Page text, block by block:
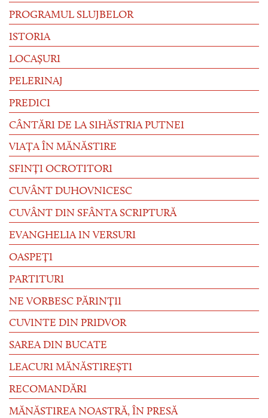
PROGRAMUL SLUJBELOR
ISTORIA
LOCAȘURI
PELERINAJ
PREDICI
CÂNTĂRI DE LA SIHĂSTRIA PUTNEI
VIAȚA ÎN MĂNĂSTIRE
SFINȚI OCROTITORI
CUVÂNT DUHOVNICESC
CUVÂNT DIN SFÂNTA SCRIPTURĂ
EVANGHELIA IN VERSURI
OASPEȚI
PARTITURI
NE VORBESC PĂRINȚII
CUVINTE DIN PRIDVOR
SAREA DIN BUCATE
LEACURI MĂNĂSTIREȘTI
RECOMANDĂRI
MĂNĂSTIREA NOASTRĂ, ÎN PRESĂ